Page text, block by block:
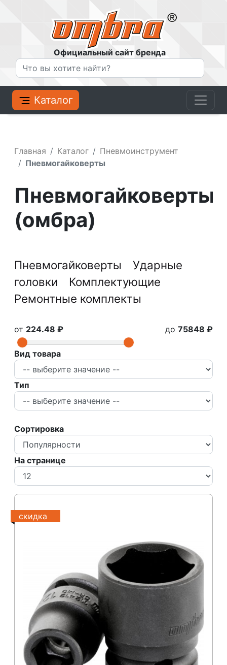
Официальный сайт бренда
Каталог
Главная Каталог
Пневмоинструмент
Пневмогайковерты
Пневмогайковерты
(омбра)
Пневмогайковерты
Ударные
головки
Комплектующие
Ремонтные комплекты
от 224.48 ₽ до 75848 ₽
Вид товара
Тип
Сортировка
На странице
скидка